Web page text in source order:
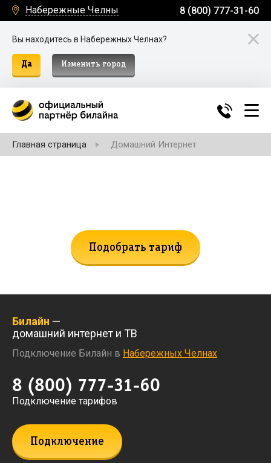
Набережные Челны 8 (800) 777-31-60
Вы находитесь в Набережных Челнах?
Да Изменить город
Главная страница Домашний Интернет
Подобрать тариф
Билайн —
домашний интернет и ТВ
Подключение Билайн в Набережных Челнах
8 (800) 777-31-60
Подключение тарифов
Подключение